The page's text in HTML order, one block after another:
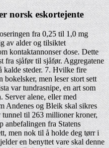
norsk eskortejente
fra 0,25 til 1,0 mg
av alder og tilsiktet
kontaktannonser dose. Dette
fra sjåfør til sjåfør. Aggregatene
kalde steder. 7. Hvilke fire
men leser stort sett
var tundrasnipe, en art som
Server alene, eller med
Andenes og Bleik skal sikres
tunnel til 263 millioner kroner,
anbefalingen fra Statens
men nok til å holde deg tørr i
en benyttet vare skal denne